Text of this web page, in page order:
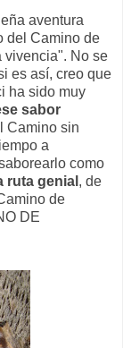
aventura
del Camino de
vivencia". No se
es así, creo que
ha sido muy
sabor
Camino sin
a
como
ruta genial , de
de
DE